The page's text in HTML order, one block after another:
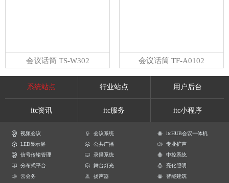
会议话筒 TS-W302 会议话筒 TF-A0102
系统站点 行业站点 用户后台
itc资讯 itc服务 itc小程序
视频会议 会议系统
itcHUB会议一体机
LED显示屏
公共广播
专业扩声
信号传输管理
录播系统
中控系统
分布式平台
舞台灯光
亮化照明
云会务
扬声器
智能建筑